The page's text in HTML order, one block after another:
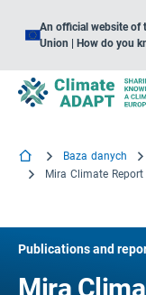
An official website of
Union | How do you
Baza danych
Publications and
Mira